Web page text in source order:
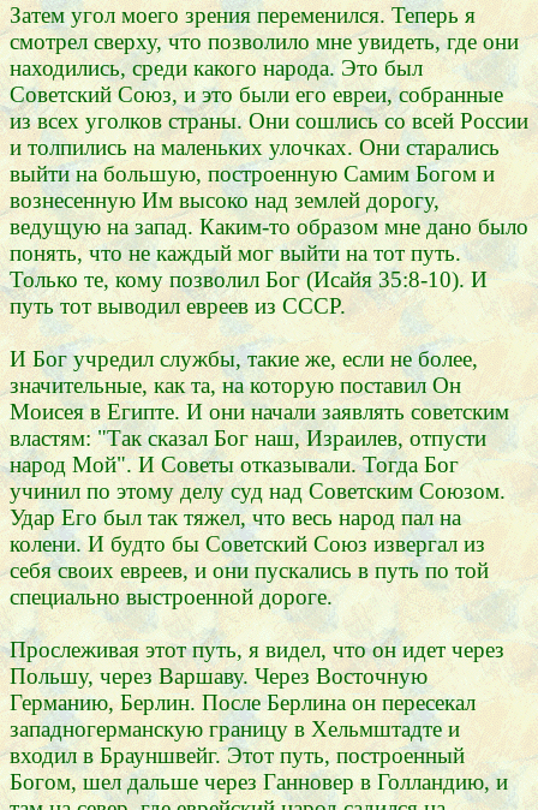
Затем угол моего зрения переменился. Теперь я
смотрел сверху, что позволило мне увидеть, где они
находились, среди какого народа. Это был
Советский Союз, и это были его евреи, собранные
из всех уголков страны. Они сошлись со всей России
и толпились на маленьких улочках. Они старались
выйти на большую, построенную Самим Богом и
вознесенную Им высоко над землей дорогу,
ведущую на запад. Каким-то образом мне дано было
понять, что не каждый мог выйти на тот путь.
Только те, кому позволил Бог (Исайя 35:8-10). И
путь тот выводил евреев из СССР.
И Бог учредил службы, такие же, если не более,
значительные, как та, на которую поставил Он
Моисея в Египте. И они начали заявлять советским
властям: "Так сказал Бог наш, Израилев, отпусти
народ Мой". И Советы отказывали. Тогда Бог
учинил по этому делу суд над Советским Союзом.
Удар Его был так тяжел, что весь народ пал на
колени. И будто бы Советский Союз извергал из
себя своих евреев, и они пускались в путь по той
специально выстроенной дороге.
Прослеживая этот путь, я видел, что он идет через
Польшу, через Варшаву. Через Восточную
Германию, Берлин. После Берлина он пересекал
западногерманскую границу в Хельмштадте и
входил в Брауншвейг. Этот путь, построенный
Богом, шел дальше через Ганновер в Голландию, и